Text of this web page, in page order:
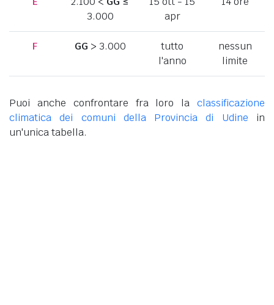
3.000
apr
F GG > 3.000
tutto
l'anno
nessun
limite
Puoi anche confrontare fra loro la classificazione
climatica dei comuni della Provincia di Udine in
un'unica tabella.